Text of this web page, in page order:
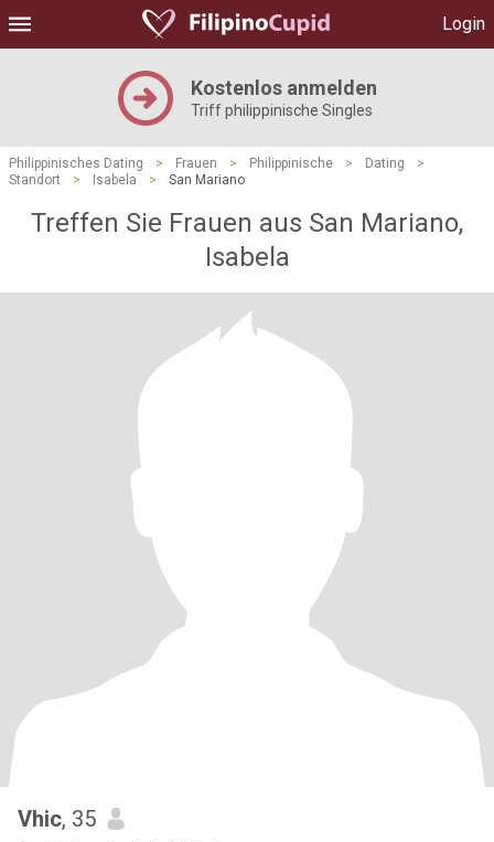
Login
Kostenlos anmelden
Triff philippinische Singles
Philippinisches Dating > Frauen > Philippinische > Dating
>
Standort
> Isabela > San Mariano
Treffen Sie Frauen aus San Mariano,
Isabela
Vhic, 35